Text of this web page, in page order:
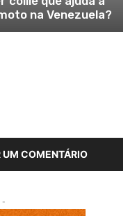
na Venezuela?
UM COMENTÁRIO
-